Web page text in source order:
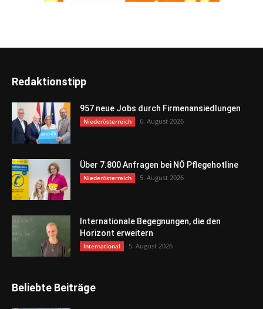
Redaktionstipp
957 neue Jobs durch Firmenansiedlungen
Niederösterreich 6. August 2026
Über 7.800 Anfragen bei NÖ Pflegehotline
Niederösterreich 5. August 2026
Internationale Begegnungen, die den
Horizont erweitern
International 5. August 2026
Beliebte Beiträge